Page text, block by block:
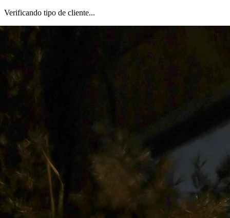
Verificando tipo de cliente...